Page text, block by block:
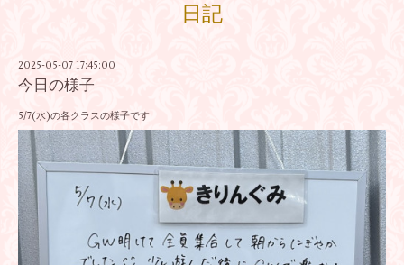
日記
2025-05-07 17:45:00
今日の様子
5/7(水)の各クラスの様子です